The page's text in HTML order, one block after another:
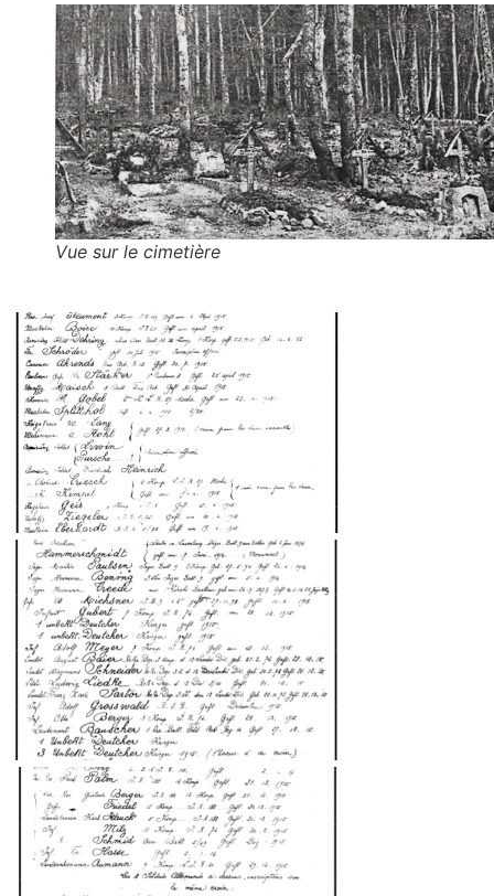
Vue sur le cimetière